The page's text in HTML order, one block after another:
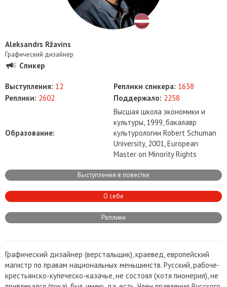
Aleksandrs Ržavins
Графический дизайнер
Спикер
Выступления: 12 Реплики спикера: 1638
Реплики: 2602 Поддержало: 2258
Образование:
Высшая школа экономики и
культуры, 1999, бакалавр
культурологии Robert Schuman
University, 2001, European
Master on Minority Rights
Выступления в повестке
О себе
Реплики
Графический дизайнер (верстальщик), краевед, европейский
магистр по правам национальных меньшинств. Русский, рабоче-
крестьянско-купеческо-казачье, не состоял (хотя пионерил), не